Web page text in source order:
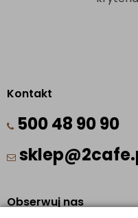
Kontakt
500 48 90 90
Obserwuj nas